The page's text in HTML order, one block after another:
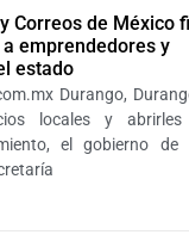
Correos de México
emprendedores y
estado
Durango,
locales y abrirles
el gobierno de